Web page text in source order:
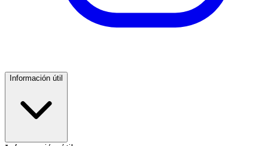
Información útil